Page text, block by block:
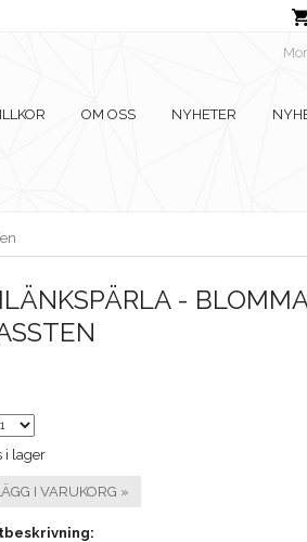
OM OSS NYHETER
-
i lager
I VARUKORG »